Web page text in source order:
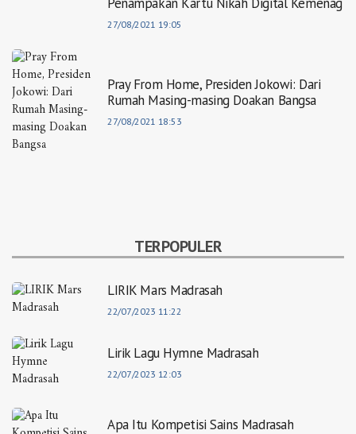
27/08/2021 19:05
Pray From Home, Presiden Jokowi: Dari
Rumah Masing-masing Doakan Bangsa
27/08/2021 18:53
TERPOPULER
LIRIK Mars Madrasah
22/07/2023 11:22
Lirik Lagu Hymne Madrasah
22/07/2023 12:03
Apa Itu Kompetisi Sains Madrasah